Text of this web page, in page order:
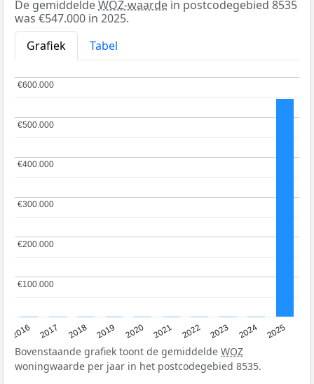
De gemiddeldeWOZ-waarde in postcodegebied 8535
was €547.000 in 2025.
Grafiek
Tabel
2016 2017 2018 2019 2020 2021 2022 2023 2024 2025
€100.000
€100.000
€200.000
€200.000
€300.000
€300.000
€400.000
€400.000
€500.000
€500.000
€600.000
€600.000
Bovenstaande grafiek toont de gemiddelde WOZ
woningwaarde per jaar in het postcodegebied 8535.